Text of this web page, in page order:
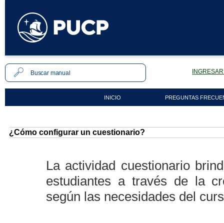
INICIO PREGUNTAS
¿Cómo configurar un cuestionario?
La actividad cuestionario
estudiantes a través de la
según las necesidades del